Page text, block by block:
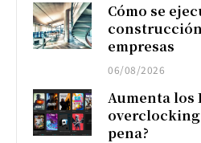
Cómo se
empresas
06/08/2026
Aumenta los
overclocking
pena?